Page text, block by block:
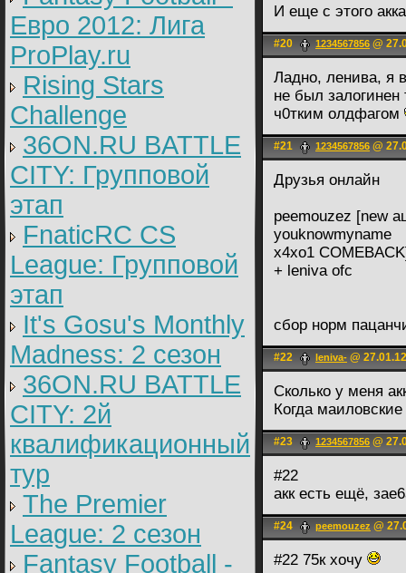
Евро 2012: Лига
ProPlay.ru
Rising Stars
Challenge
36ON.RU BATTLE
CITY: Групповой
этап
FnaticRC CS
League: Групповой
этап
It's Gosu's Monthly
Madness: 2 сезон
36ON.RU BATTLE
CITY: 2й
квалификационный
тур
The Premier
League: 2 cезон
Fantasy Football -
И еще с этого
#20 1234567856 @
Ладно, ленива, я
не был залогинен
ч0тким олдфагом
#21 1234567856 @
Друзья онлайн
peemouzez [new
youknowmyname
x4xo1
+ leniva ofc
сбор норм
#22 leniva- @
Cколько у меня
Когда
#23 1234567856 @
#22
акк есть ещё,
#24 peemouzez @
#22 75к хочу